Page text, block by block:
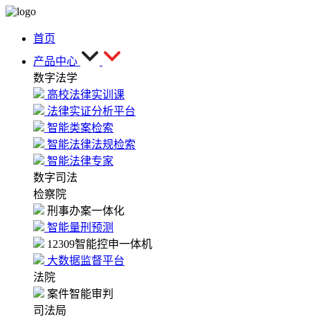
首页
产品中心
数字法学
高校法律实训课
法律实证分析平台
智能类案检索
智能法律法规检索
智能法律专家
数字司法
检察院
刑事办案一体化
智能量刑预测
12309智能控申一体机
大数据监督平台
法院
案件智能审判
司法局